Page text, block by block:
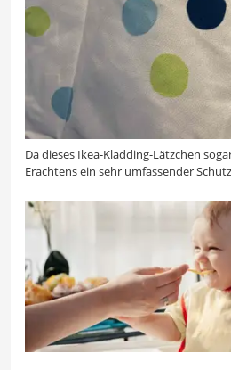
Da dieses Ikea-Kladding-Lätzchen
Erachtens ein sehr umfassender